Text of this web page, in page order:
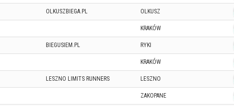
OLKUSZBIEGA.PL OLKUSZ
KRAKÓW
BIEGUSIEM.PL RYKI
KRAKÓW
LESZNO LIMITS RUNNERS LESZNO
ZAKOPANE